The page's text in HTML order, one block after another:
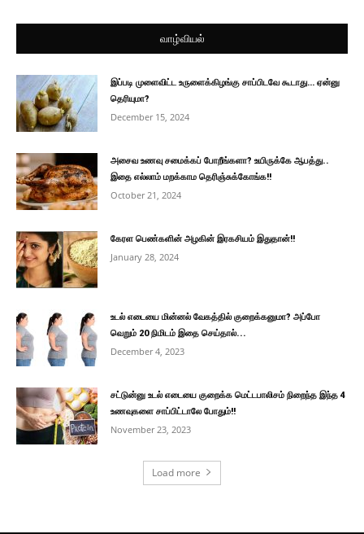
வாழ்வியல்
இப்படி முளைவிட்ட உருளைக்கிழங்கு சாப்பிடவே கூடாது… ஏன்னு
தெரியுமா?
December 15, 2024
அசைவ உணவு சமைக்கப் போறீங்களா? உயிருக்கே ஆபத்து..
இதை எல்லாம் மறக்காம தெரிஞ்சுக்கோங்க!!
October 21, 2024
கேரள பெண்களின் அழகின் இரகசியம் இதுதான்!!
January 28, 2024
உடல் எடையை மின்னல் வேகத்தில் குறைக்கனுமா? அப்போ
வெறும் 20 நிமிடம் இதை செய்தால்...
December 4, 2023
சட்டுன்னு உடல் எடையை குறைக்க மெட்டபாலிசம் நிறைந்த இந்த 4
உணவுகளை சாப்பிட்டாலே போதும்!!
November 23, 2023
Load more